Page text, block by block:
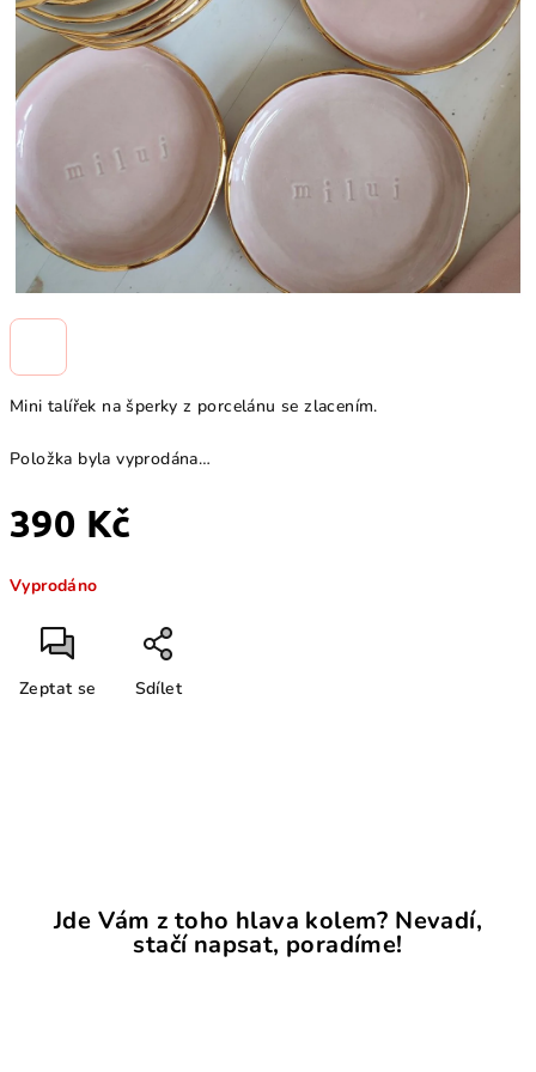
Mini talířek na šperky z porcelánu se zlacením.
Položka byla vyprodána…
390 Kč
cena:
Vyprodáno
Zeptat se Sdílet
Jde Vám z toho hlava kolem? Nevadí,
stačí napsat, poradíme!